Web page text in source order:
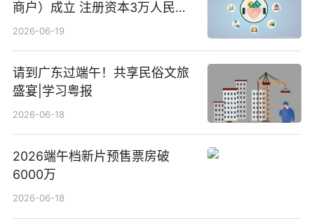
商户）成立 注册资本3万人民币
新要闻
2026-06-19
请到广东过端午！共享民俗文旅
盛宴|学习粤报
2026-06-18
2026端午档新片预售票房破
6000万
2026-06-18